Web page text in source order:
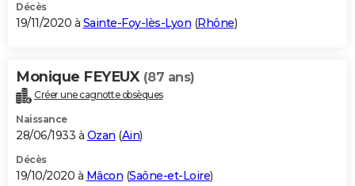
Décès
19/11/2020 à Sainte-Foy-lès-Lyon (Rhône)
Monique FEYEUX (87 ans)
Créer une cagnotte obsèques
Naissance
28/06/1933 à Ozan (Ain)
Décès
19/10/2020 à Mâcon (Saône-et-Loire)